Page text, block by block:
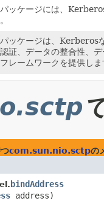
ッケージには、
ッケージは、Kerberos
証、データの整合性、
レームワークを提供し
com.sun.nio.sctpの
bindAddress
address)